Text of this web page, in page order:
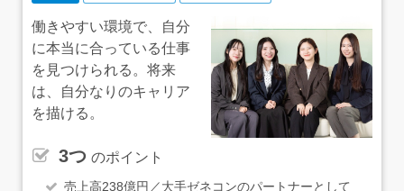
働きやすい環境で、自分
に本当に合っている仕事
を見つけられる。将来
は、自分なりのキャリア
を描ける。
3つ のポイント
売上高238億円／大手ゼネコンのパートナーとして